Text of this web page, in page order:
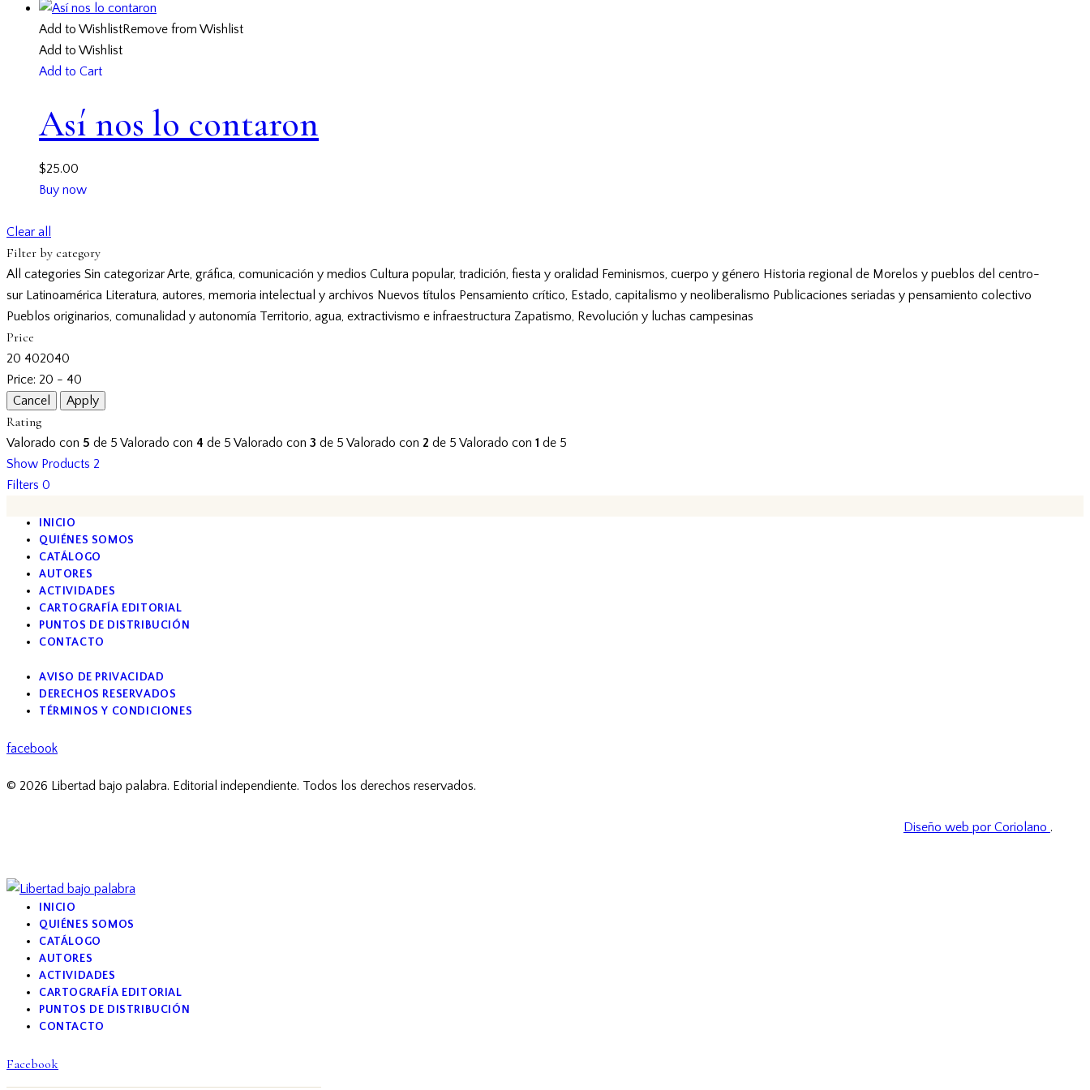
Add to WishlistRemove from Wishlist
Add to Wishlist
Add to Cart
Así nos lo contaron
$25.00
Buy now
Clear all
Filter by category
All categories Sin categorizarArte, gráfica, comunicación y medios Cultura popular, tradición, fiesta y oralidad Feminismos, cuerpo y género Historia regional de Morelos y pueblos del centro-
sur Latinoamérica Literatura, autores, memoria intelectual y archivos Nuevos títulos Pensamiento crítico, Estado, capitalismo y neoliberalismo Publicaciones seriadas y pensamiento colectivo
Pueblos originarios, comunalidad y autonomía Territorio, agua, extractivismo e infraestructura Zapatismo, Revolución y luchas campesinas
Price
20 402040
Price: 20 - 40
Rating
Valorado con 5 de 5 Valorado con 4 de 5 Valorado con 3 de 5 Valorado con 2 de 5 Valorado con 1 de 5
Show Products 2
Filters 0
INICIO
QUIÉNES SOMOS
CATÁLOGO
AUTORES
ACTIVIDADES
CARTOGRAFÍA EDITORIAL
PUNTOS DE DISTRIBUCIÓN
CONTACTO
AVISO DE PRIVACIDAD
DERECHOS RESERVADOS
TÉRMINOS Y CONDICIONES
facebook
© 2026 Libertad bajo palabra. Editorial independiente. Todos los derechos reservados.
Diseño web por Coriolano .
INICIO
QUIÉNES SOMOS
CATÁLOGO
AUTORES
ACTIVIDADES
CARTOGRAFÍA EDITORIAL
PUNTOS DE DISTRIBUCIÓN
CONTACTO
Facebook